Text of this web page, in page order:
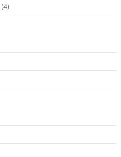
(4)